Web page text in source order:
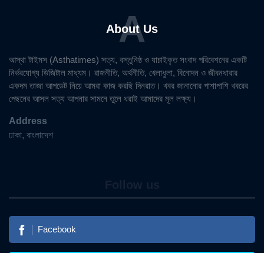
About Us
A
আস্থা টাইমস (Asthatimes) সত্য, বস্তুনিষ্ঠ ও যাচাইকৃত সংবাদ পরিবেশনের একটি
নির্ভরযোগ্য ডিজিটাল মাধ্যম। রাজনীতি, অর্থনীতি, খেলাধুলা, বিনোদন ও জীবনধারার
একদম তাজা আপডেট নিয়ে আমরা কাজ করছি দিনরাত। খবর জানানোর পাশাপাশি খবরের
পেছনের আসল সত্য আপনার সামনে তুলে ধরাই আমাদের মূল লক্ষ্য।
Address
ঢাকা, বাংলাদেশ
Facebook